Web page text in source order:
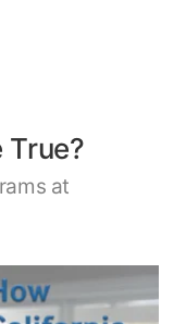
True?
at